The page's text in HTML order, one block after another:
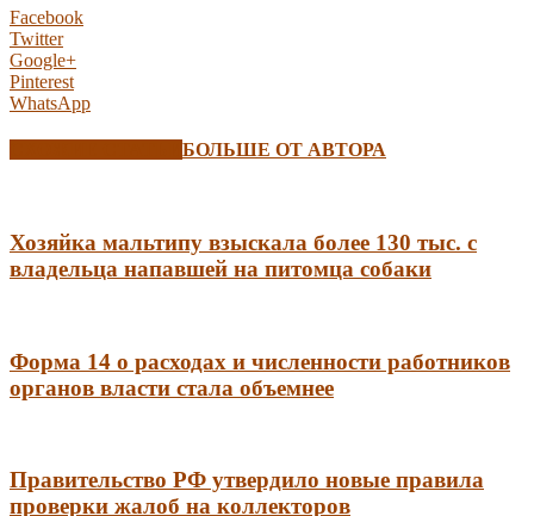
Facebook
Twitter
Google+
Pinterest
WhatsApp
БОЛЬШЕ ОТ АВТОРА
Хозяйка мальтипу взыскала более 130 тыс. с
владельца напавшей на питомца собаки
Форма 14 о расходах и численности работников
органов власти стала объемнее
Правительство РФ утвердило новые правила
проверки жалоб на коллекторов